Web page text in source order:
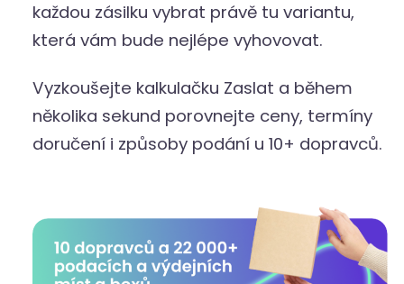
každou zásilku vybrat právě tu variantu,
která vám bude nejlépe vyhovovat.
Vyzkoušejte kalkulačku Zaslat a během
několika sekund porovnejte ceny, termíny
doručení i způsoby podání u 10+ dopravců.